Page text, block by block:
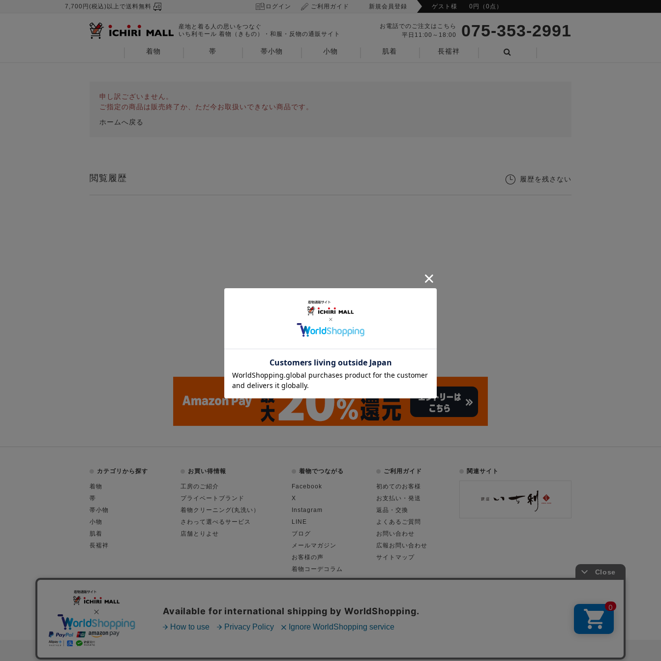
7,700円(税込)以上で送料無料 ログイン ご利用ガイド 新規会員登録 ゲスト様 0円（0点）
産地と着る人の思いをつなぐ
いち利モール 着物（きもの）・和服・反物の通販サイト
お電話でのご注文はこちら
平日11:00～18:00
075-353-2991
着物 帯 帯小物 小物 肌着
長襦袢
申し訳ございません。
ご指定の商品は販売終了か、ただ今お取扱いできない商品です。
ホームへ戻る
閲覧履歴 履歴を残さない
カテゴリから探す
着物
帯
帯小物
小物
肌着
長襦袢
お買い得情報
工房のご紹介
プライベートブランド
着物クリーニング(丸洗い）
さわって選べるサービス
店舗とりよせ
着物でつながる
Facebook
X
Instagram
LINE
ブログ
メールマガジン
お客様の声
着物コーデコラム
ご利用ガイド
初めてのお客様
お支払い・発送
返品・交換
よくあるご質問
お問い合わせ
広報お問い合わせ
サイトマップ
関連サイト